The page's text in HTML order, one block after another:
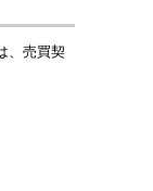
、売買契